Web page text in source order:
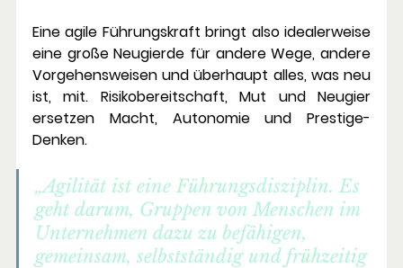
Eine agile Führungskraft bringt also idealerweise
eine große Neugierde für andere Wege, andere
Vorgehensweisen und überhaupt alles, was neu
ist, mit. Risikobereitschaft, Mut und Neugier
ersetzen Macht, Autonomie und Prestige-
Denken.
„Agilität ist eine Führungsdisziplin. Es
geht darum, Gruppen von Menschen im
Unternehmen dazu zu befähigen,
gemeinsam, selbstständig und frühzeitig